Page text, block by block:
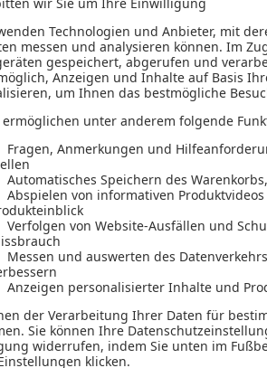
- Erfolge messen
Social Media Monitoring:
der Web-Analyse und
praxiserprobten Methoden.
die technischen
die gewonnenen Daten
zusätzlich neue Impulse